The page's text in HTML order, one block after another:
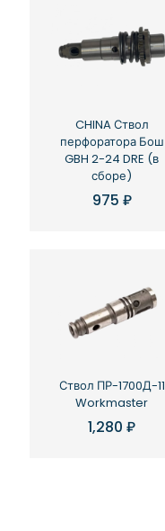
CHINA Ствол
перфоратора Бош
GBH 2-24 DRE (в
сборе)
975 ₽
Ствол ПР-1700Д-11
Workmaster
1,280₽